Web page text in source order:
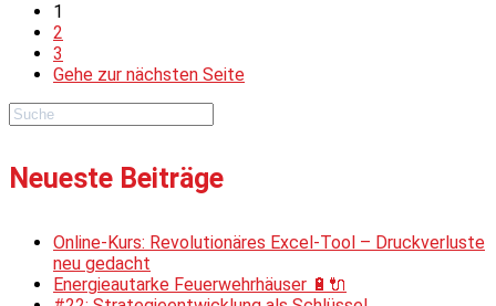
1
2
3
Gehe zur nächsten Seite
Neueste Beiträge
Online-Kurs: Revolutionäres Excel-Tool – Druckverluste
neu gedacht
Energieautarke Feuerwehrhäuser 🔋🔌